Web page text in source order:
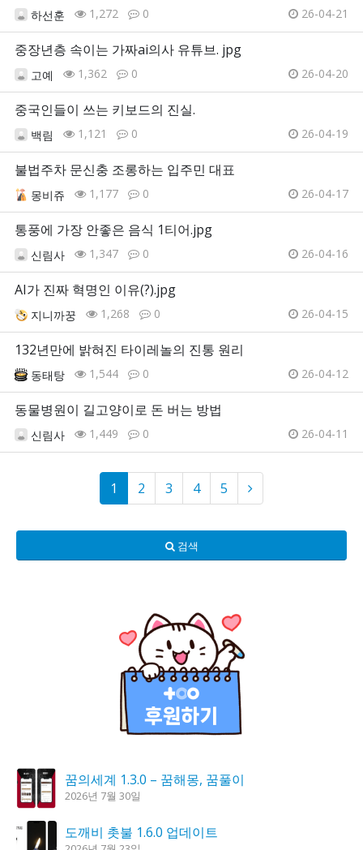
하선훈 1,272 0 26-04-21
중장년층 속이는 가짜ai의사 유튜브. jpg
고예 1,362 0 26-04-20
중국인들이 쓰는 키보드의 진실.
백림 1,121 0 26-04-19
불법주차 문신충 조롱하는 입주민 대표
몽비쥬 1,177 0 26-04-17
통풍에 가장 안좋은 음식 1티어.jpg
신림사 1,347 0 26-04-16
AI가 진짜 혁명인 이유(?).jpg
지니까꿍 1,268 0 26-04-15
132년만에 밝혀진 타이레놀의 진통 원리
동태탕 1,544 0 26-04-12
동물병원이 길고양이로 돈 버는 방법
신림사 1,449 0 26-04-11
1 2 3 4 5
검색
꿈의세계 1.3.0 – 꿈해몽, 꿈풀이
2026년 7월 30일
도깨비 촛불 1.6.0 업데이트